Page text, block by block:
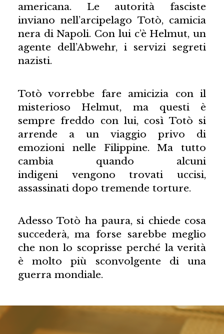
americana. Le autorità fasciste
inviano nell’arcipelago Totò, camicia
nera di Napoli. Con lui c’è Helmut, un
agente dell’Abwehr, i servizi segreti
nazisti.
Totò vorrebbe fare amicizia con il
misterioso Helmut, ma questi è
sempre freddo con lui, così Totò si
arrende a un viaggio privo di
emozioni nelle Filippine. Ma tutto
cambia quando alcuni
indigeni vengono trovati uccisi,
assassinati dopo tremende torture.
Adesso Totò ha paura, si chiede cosa
succederà, ma forse sarebbe meglio
che non lo scoprisse perché la verità
è molto più sconvolgente di una
guerra mondiale.